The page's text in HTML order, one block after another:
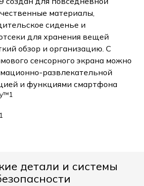
материалы,
сиденье и
для хранения вещей
обзор и организацию. С
сенсорного экрана можно
развлекательной
и функциями смартфона
детали и системы